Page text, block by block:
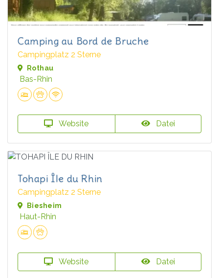
Camping au Bord de Bruche
Campingplatz 2 Sterne
Rothau
Bas-Rhin
Website Datei
Tohapi Île du Rhin
Campingplatz 2 Sterne
Biesheim
Haut-Rhin
Website Datei